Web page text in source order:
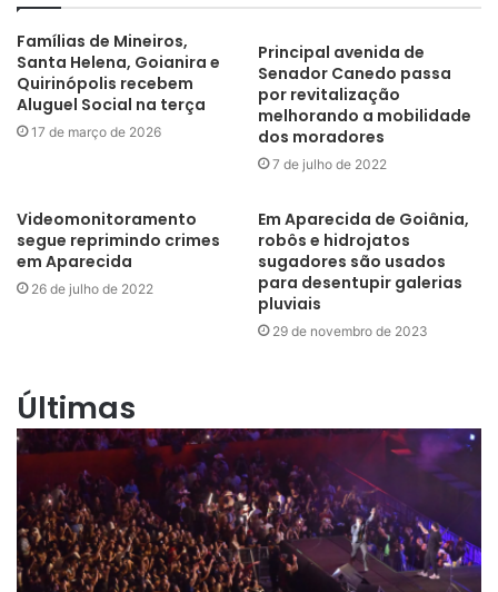
Famílias de Mineiros,
Santa Helena, Goianira e
Quirinópolis recebem
Aluguel Social na terça
17 de março de 2026
Principal avenida de
Senador Canedo passa
por revitalização
melhorando a mobilidade
dos moradores
7 de julho de 2022
Videomonitoramento
segue reprimindo crimes
em Aparecida
26 de julho de 2022
Em Aparecida de Goiânia,
robôs e hidrojatos
sugadores são usados
para desentupir galerias
pluviais
29 de novembro de 2023
Últimas